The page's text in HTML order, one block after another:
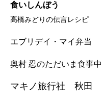
食いしんぼう
高橋みどりの伝言レシピ
エブリデイ・マイ弁当
奥村 忍のただいま食事中
マキノ旅行社 秋田